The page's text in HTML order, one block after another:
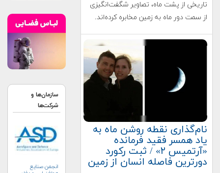
تاریخی از پشت ماه، تصاویر شگفت‌انگیزی
از سمت دور ماه به زمین مخابره کرده‌اند.
نام‌گذاری نقطه روشن ماه به
یاد همسر فقید فرمانده
«آرتمیس ۲» / ثبت رکورد
دورترین فاصله انسان از زمین
سازمان‌ها و
شرکت‌ها
انجمن صنايع